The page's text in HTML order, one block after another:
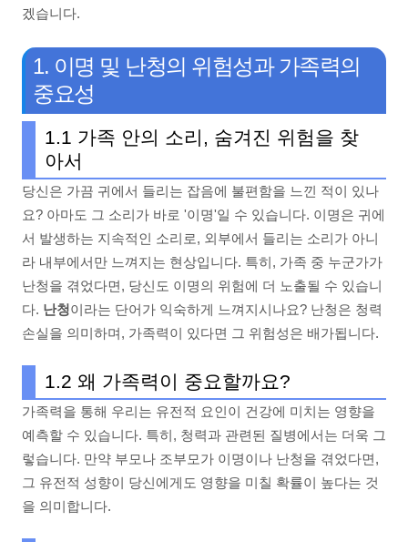
겠습니다.
1. 이명 및 난청의 위험성과 가족력의
중요성
1.1 가족 안의 소리, 숨겨진 위험을 찾
아서
당신은 가끔 귀에서 들리는 잡음에 불편함을 느낀 적이 있나
요? 아마도 그 소리가 바로 '이명'일 수 있습니다. 이명은 귀에
서 발생하는 지속적인 소리로, 외부에서 들리는 소리가 아니
라 내부에서만 느껴지는 현상입니다. 특히, 가족 중 누군가가
난청을 겪었다면, 당신도 이명의 위험에 더 노출될 수 있습니
다. 난청이라는 단어가 익숙하게 느껴지시나요? 난청은 청력
손실을 의미하며, 가족력이 있다면 그 위험성은 배가됩니다.
1.2 왜 가족력이 중요할까요?
가족력을 통해 우리는 유전적 요인이 건강에 미치는 영향을
예측할 수 있습니다. 특히, 청력과 관련된 질병에서는 더욱 그
렇습니다. 만약 부모나 조부모가 이명이나 난청을 겪었다면,
그 유전적 성향이 당신에게도 영향을 미칠 확률이 높다는 것
을 의미합니다.